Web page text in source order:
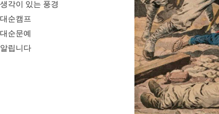
생각이 있는 풍경
대순캠프
대순문예
알립니다